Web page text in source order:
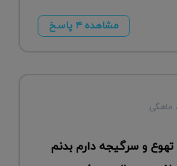
مشاهده ۴ پاسخ
و سرگیجه دارم بدنم